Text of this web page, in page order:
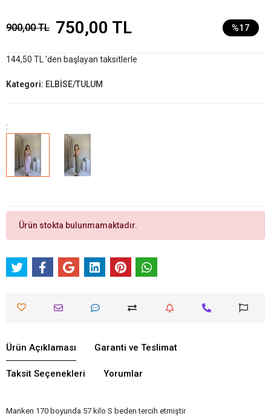
900,00 TL 750,00 TL %17
144,50 TL 'den başlayan taksitlerle
Kategori: ELBİSE/TULUM
:
Ürün stokta bulunmamaktadır.
Ürün Açıklaması Garanti ve Teslimat
Taksit Seçenekleri Yorumlar
Manken 170 boyunda 57 kilo S beden tercih etmiştir